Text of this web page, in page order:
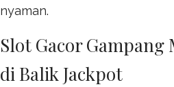
nyaman.
Slot Gacor Gampang
di Balik Jackpot